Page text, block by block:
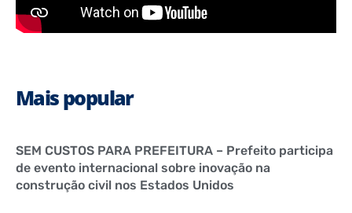
Mais popular
SEM CUSTOS PARA PREFEITURA – Prefeito participa
de evento internacional sobre inovação na
construção civil nos Estados Unidos